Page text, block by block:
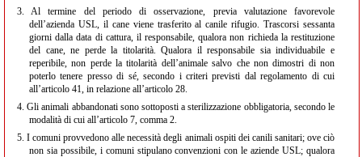
3. Al termine del periodo di osservazione, previa valutazione favorevole
dell’azienda USL, il cane viene trasferito al canile rifugio. Trascorsi sessanta
giorni dalla data di cattura, il responsabile, qualora non richieda la restituzione
del cane, ne perde la titolarità. Qualora il responsabile sia individuabile e
reperibile, non perde la titolarità dell’animale salvo che non dimostri di non
poterlo tenere presso di sé, secondo i criteri previsti dal regolamento di cui
all’articolo 41, in relazione all’articolo 28.
4. Gli animali abbandonati sono sottoposti a sterilizzazione obbligatoria, secondo le
modalità di cui all’articolo 7, comma 2.
5. I comuni provvedono alle necessità degli animali ospiti dei canili sanitari; ove ciò
non sia possibile, i comuni stipulano convenzioni con le aziende USL; qualora